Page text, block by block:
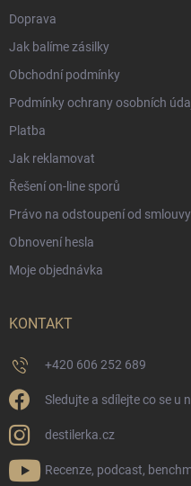
Doprava
Jak balíme zásilky
Obchodní podmínky
Podmínky ochrany osobních
Platba
Jak reklamovat
Řešení on-line sporů
Právo na odstoupení od smlouvy
Obnovení hesla
Moje objednávka
KONTAKT
+420 606 252 689
Sledujte a sdílejte co se u
destilerka.cz
Recenze, podcast,